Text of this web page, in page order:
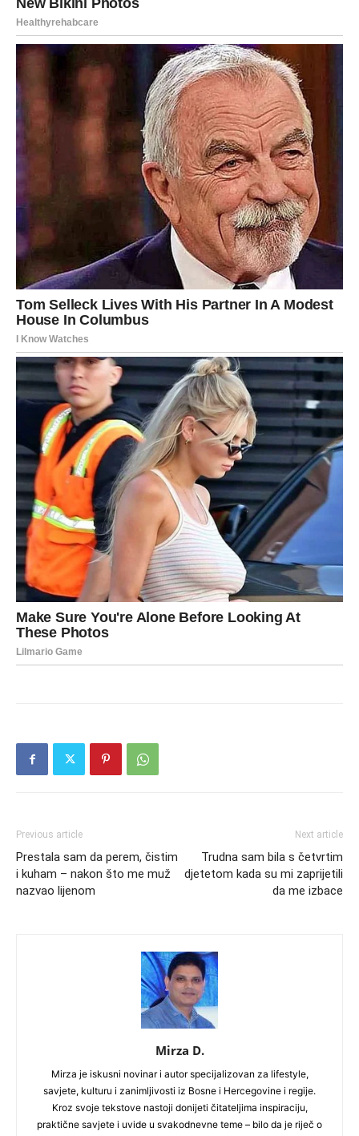
Previous article
Prestala sam da perem, čistim
i kuham – nakon što me muž
nazvao lijenom
Next article
Trudna sam bila s četvrtim
djetetom kada su mi zaprijetili
da me izbace
Mirza D.
Mirza je iskusni novinar i autor specijalizovan za lifestyle,
savjete, kulturu i zanimljivosti iz Bosne i Hercegovine i regije.
Kroz svoje tekstove nastoji donijeti čitateljima inspiraciju,
praktične savjete i uvide u svakodnevne teme – bilo da je riječ o